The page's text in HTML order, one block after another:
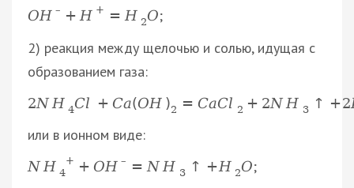
OH – + H + = H 2O;
2) реакция между щелочью и солью, идущая с
образованием газа:
2N H 4Cl + Ca(OH )2 = CaCl 2 + 2N H 3 ↑ +2
или в ионном виде:
N H 4
+ + OH – = N H 3 ↑ +H 2O;